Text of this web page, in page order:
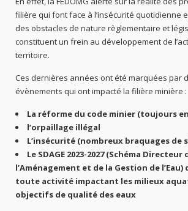
filière qui font face à l’insécurité quotidienne
des obstacles de nature règlementaire et
constituent un frein au développement de
territoire.
Ces dernières années ont été marquées par
évènements qui ont impacté la filière minière :
La réforme du code minier (toujours
l’orpaillage illégal
L’insécurité (nombreux braquages de
Le SDAGE 2023-2027 (Schéma Directeur
l’Aménagement et de la Gestion de
toute activité impactant les milieux
objectifs de qualité des eaux